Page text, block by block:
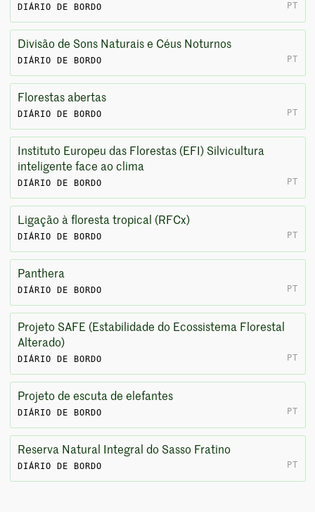
DIÁRIO DE BORDO PT
Divisão de Sons Naturais e Céus Noturnos
DIÁRIO DE BORDO PT
Florestas abertas
DIÁRIO DE BORDO PT
Instituto Europeu das Florestas (EFI) Silvicultura
inteligente face ao clima
DIÁRIO DE BORDO PT
Ligação à floresta tropical (RFCx)
DIÁRIO DE BORDO PT
Panthera
DIÁRIO DE BORDO PT
Projeto SAFE (Estabilidade do Ecossistema Florestal
Alterado)
DIÁRIO DE BORDO PT
Projeto de escuta de elefantes
DIÁRIO DE BORDO PT
Reserva Natural Integral do Sasso Fratino
DIÁRIO DE BORDO PT